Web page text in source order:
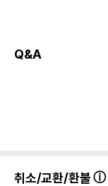
Q&A
취소/교환/환불